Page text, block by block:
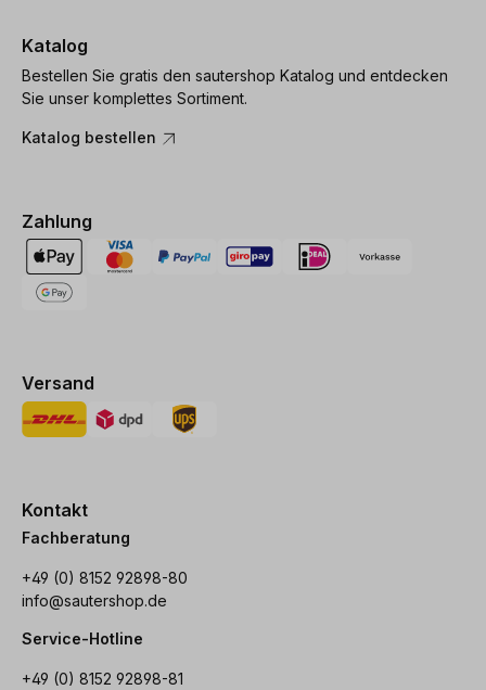
Katalog
Bestellen Sie gratis den sautershop Katalog und entdecken
Sie unser komplettes Sortiment.
Katalog bestellen
Zahlung
Versand
Kontakt
Fachberatung
+49 (0) 8152 92898-80
info@sautershop.de
Service-Hotline
+49 (0) 8152 92898-81